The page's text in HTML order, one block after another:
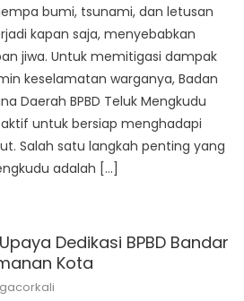
bumi, tsunami, dan letusan
kapan saja, menyebabkan
jiwa. Untuk memitigasi dampak
keselamatan warganya, Badan
Daerah BPBD Teluk Mengkudu
untuk bersiap menghadapi
Salah satu langkah penting yang
adalah […]
Dedikasi BPBD Bandar
Kota
Author
gacorkali